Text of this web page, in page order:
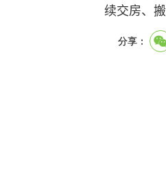
续交房、
分享：